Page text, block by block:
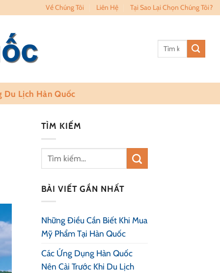
Về Chúng Tôi Liên Hệ Tại Sao Lại Chọn Chúng Tôi?
Tìm
Du Lịch Hàn Quốc
TÌM KIẾM
BÀI VIẾT GẦN NHẤT
Những Điều Cần Biết Khi Mua
Mỹ Phẩm Tại Hàn Quốc
Các Ứng Dụng Hàn Quốc
Nên Cài Trước Khi Du Lịch